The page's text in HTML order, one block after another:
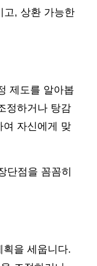
고, 상환 가능한
제도를 알아봅
정하거나 탕감
여 자신에게 맞
단점을 꼼꼼히
을 세웁니다.